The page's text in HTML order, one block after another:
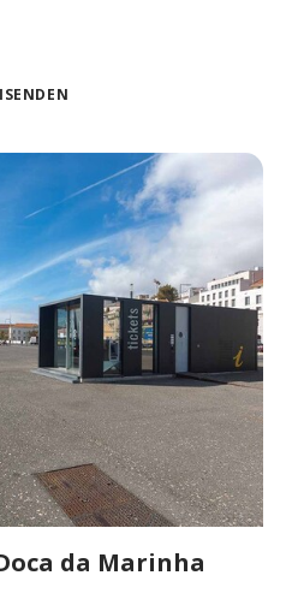
da Marinha